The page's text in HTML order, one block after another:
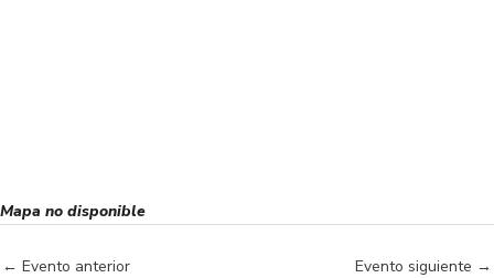
Mapa no disponible
← Evento anterior Evento siguiente →